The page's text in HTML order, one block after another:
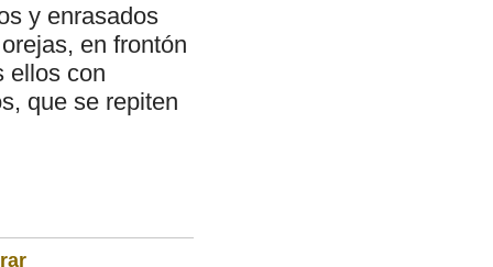
y enrasados
en frontón
ellos con
que se repiten